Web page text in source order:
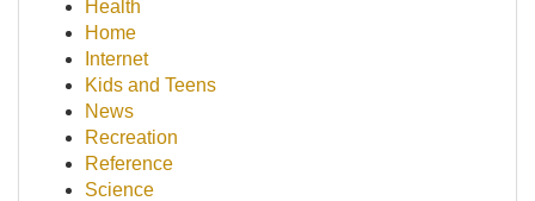
Health
Home
Internet
Kids and Teens
News
Recreation
Reference
Science